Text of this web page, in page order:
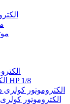
الکتروموتور کولری تیپ HP 1/8
الکتروموتور
الکتروموتور